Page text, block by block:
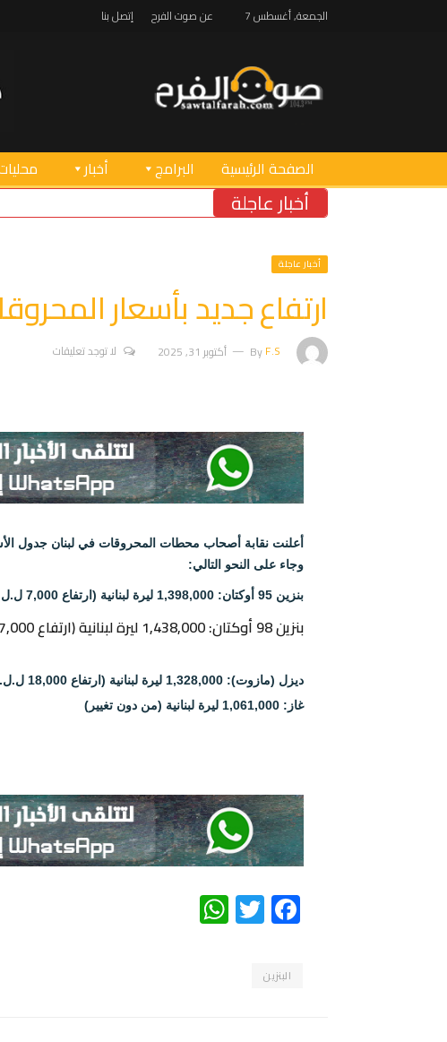
الجمعة, أغسطس 7 عن صوت الفرح إتصل بنا
الصفحة الرئيسية البرامج أخبار
أخبار عاجلة
أخبار عاجلة
ارتفاع جديد بأسعار
ByF.S أكتوبر 31, 2025 لا توجد تعليقات
وجاء على النحو التالي:
بنزين 95 أوكتان: 1,398,000 ليرة لبنانية (ارتفاع 7,000 ل.ل.)
بنزين 98 أوكتان: 1,438,000 ليرة لبنانية (ارتفاع 7,000 ل.ل.)
ديزل (مازوت): 1,328,000 ليرة لبنانية (ارتفاع 18,000 ل.ل.)
غاز: 1,061,000 ليرة لبنانية (من دون تغيير)
Facebook
Twitter
البنزين